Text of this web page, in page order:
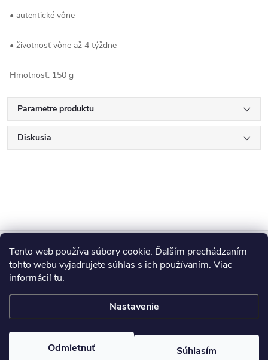
Tento web používa súbory cookie. Ďalším prechádzaním
tohto webu vyjadrujete súhlas s ich používaním. Viac
informáciítu.
Nastavenie
Odmietnuť Súhlasím
• autentické vône
• životnosť vône až 4 týždne
Hmotnosť: 150 g
Parametre produktu
Diskusia
Z
á
p
ä
Blog
Informácie pre vás
. Všetky práva vyhradené.